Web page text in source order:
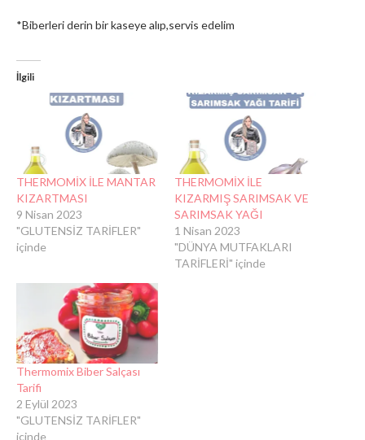
*Biberleri derin bir kaseye alıp,servis edelim
İlgili
THERMOMİX İLE MANTAR
KIZARTMASI
9 Nisan 2023
"GLUTENSİZ TARİFLER"
içinde
THERMOMİX İLE
KIZARMIŞ SARIMSAK VE
SARIMSAK YAĞI
1 Nisan 2023
"DÜNYA MUTFAKLARI
TARİFLERİ" içinde
Thermomix Biber Salçası
Tarifi
2 Eylül 2023
"GLUTENSİZ TARİFLER"
içinde